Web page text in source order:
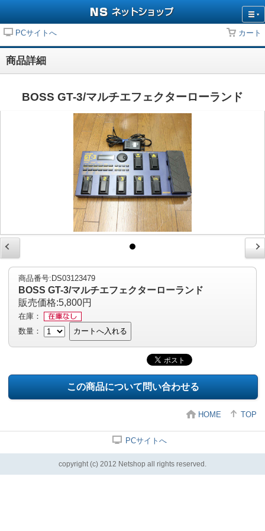
PCサイトへ カート
商品詳細
BOSS GT-3/マルチエフェクターローランド
商品番号:DS03123479
BOSS GT-3/マルチエフェクターローランド
販売価格:5,800円
在庫：
数量：
カートへ入れる
この商品について問い合わせる
HOME TOP
PCサイトへ
copyright (c) 2012 Netshop all rights reserved.